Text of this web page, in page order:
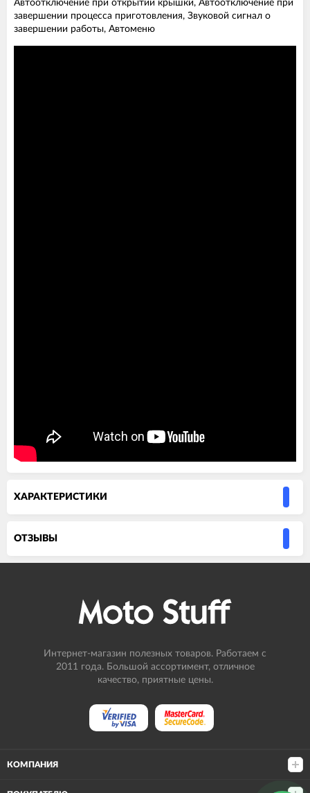
Автоотключение при открытии крышки, Автоотключение при
завершении процесса приготовления, Звуковой сигнал о
завершении работы, Автоменю
ХАРАКТЕРИСТИКИ
ОТЗЫВЫ
Интернет-магазин полезных товаров. Работаем с
2011 года. Большой ассортимент, отличное
качество, приятные цены.
КОМПАНИЯ